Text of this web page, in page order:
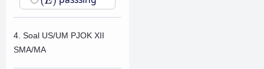
4. Soal US/UM PJOK XII
SMA/MA